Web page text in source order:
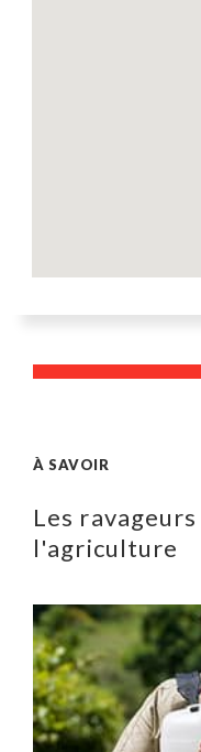
À SAVOIR
Les
l'agriculture